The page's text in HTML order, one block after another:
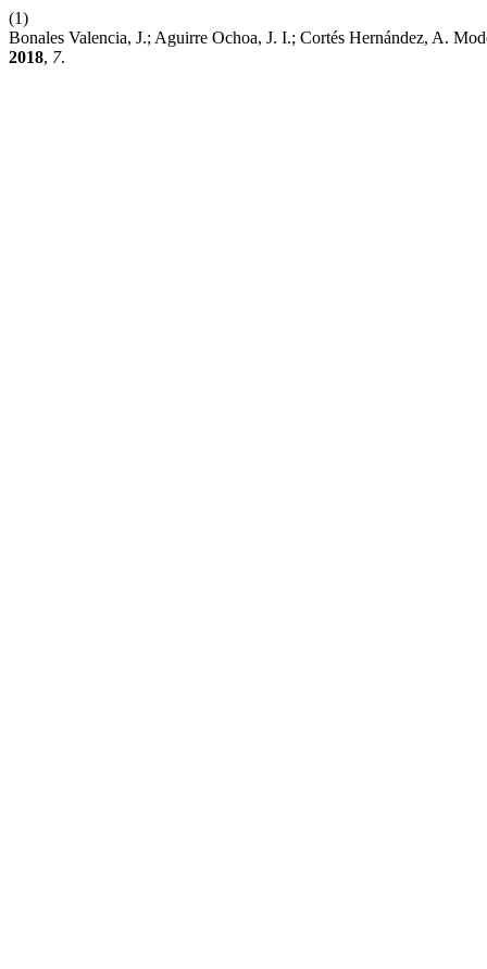
(1)
Bonales Valencia, J.; Aguirre Ochoa, J. I.; Cortés Hernández, A.
2018, 7.